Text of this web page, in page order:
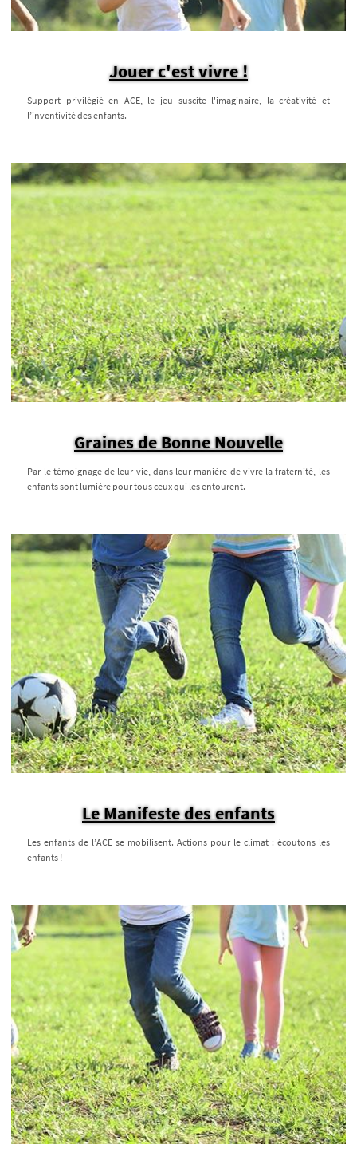
Jouer c'est vivre !
Support privilégié en ACE, le jeu suscite l'imaginaire, la créativité et
l’inventivité des enfants.
Graines de Bonne Nouvelle
Par le témoignage de leur vie, dans leur manière de vivre la fraternité, les
enfants sont lumière pour tous ceux qui les entourent.
Le Manifeste des enfants
Les enfants de l’ACE se mobilisent. Actions pour le climat : écoutons les
enfants !